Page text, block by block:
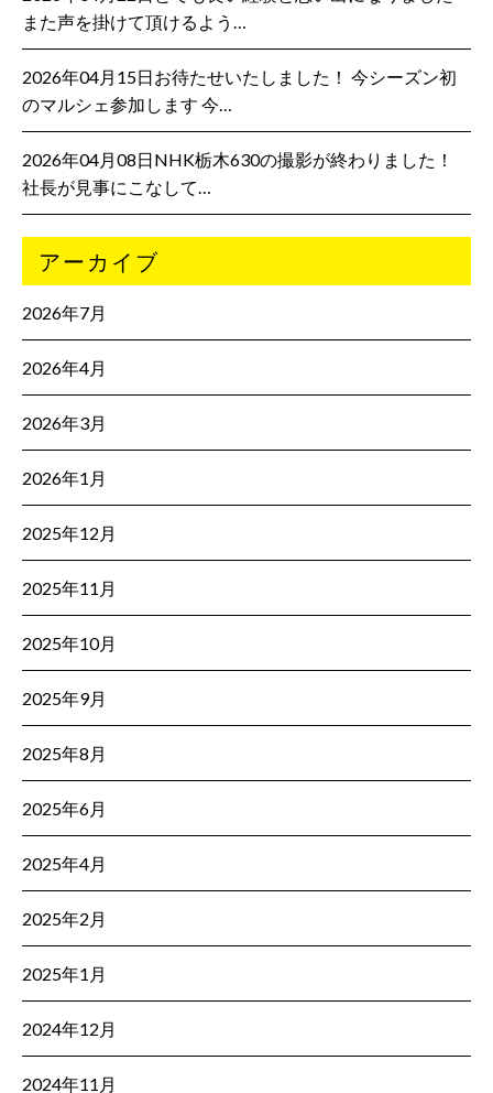
また声を掛けて頂けるよう…
2026年04月15日お待たせいたしました！ 今シーズン初
のマルシェ参加します 今…
2026年04月08日NHK栃木630の撮影が終わりました！
社長が見事にこなして…
アーカイブ
2026年7月
2026年4月
2026年3月
2026年1月
2025年12月
2025年11月
2025年10月
2025年9月
2025年8月
2025年6月
2025年4月
2025年2月
2025年1月
2024年12月
2024年11月